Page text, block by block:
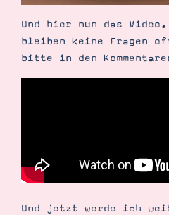
Und hier nun das
bleiben keine Fragen
bitte in den
Und jetzt werde ich